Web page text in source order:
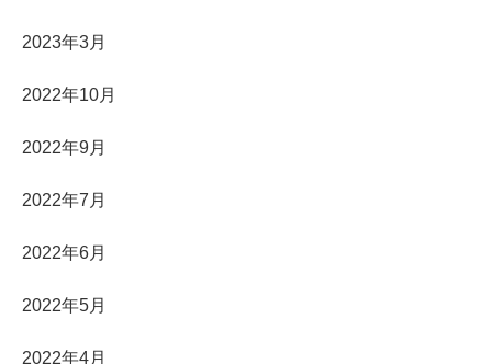
2023年3月
2022年10月
2022年9月
2022年7月
2022年6月
2022年5月
2022年4月